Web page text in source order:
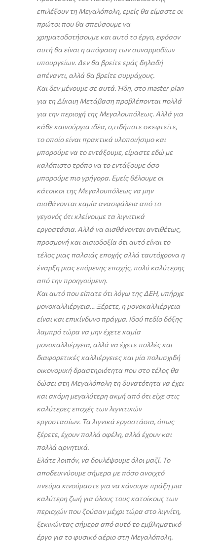
επιλέξουν τη Μεγαλόπολη, εμείς θα είμαστε οι
πρώτοι που θα σπεύσουμε να
χρηματοδοτήσουμε και αυτό το έργο, εφόσον
αυτή θα είναι η απόφαση των συναρμοδίων
υπουργείων. Δεν θα βρείτε εμάς δηλαδή
απέναντι, αλλά θα βρείτε συμμάχους.
Και δεν μένουμε σε αυτά. Ήδη, στο master plan
για τη Δίκαιη Μετάβαση προβλέπονται πολλά
για την περιοχή της Μεγαλουπόλεως. Αλλά για
κάθε καινούργια ιδέα, ο,τιδήποτε σκεφτείτε,
το οποίο είναι πρακτικά υλοποιήσιμο και
μπορούμε να το εντάξουμε, είμαστε εδώ με
καλόπιστο τρόπο να το εντάξουμε όσο
μπορούμε πιο γρήγορα. Εμείς θέλουμε οι
κάτοικοι της Μεγαλουπόλεως να μην
αισθάνονται καμία ανασφάλεια από το
γεγονός ότι κλείνουμε τα λιγνιτικά
εργοστάσια. Αλλά να αισθάνονται αντιθέτως,
προσμονή και αισιοδοξία ότι αυτό είναι το
τέλος μιας παλαιάς εποχής αλλά ταυτόχρονα η
έναρξη μιας επόμενης εποχής, πολύ καλύτερης
από την προηγούμενη.
Και αυτό που είπατε ότι λόγω της ΔΕΗ, υπήρχε
μονοκαλλιέργεια… Ξέρετε, η μονοκαλλιέργεια
είναι και επικίνδυνο πράγμα. Ιδού πεδίο δόξης
λαμπρό τώρα να μην έχετε καμία
μονοκαλλιέργεια, αλλά να έχετε πολλές και
διαφορετικές καλλιέργειες και μία πολυσχιδή
οικονομική δραστηριότητα που στο τέλος θα
δώσει στη Μεγαλόπολη τη δυνατότητα να έχει
και ακόμη μεγαλύτερη ακμή από ότι είχε στις
καλύτερες εποχές των λιγνιτικών
εργοστασίων. Τα λιγνικά εργοστάσια, όπως
ξέρετε, έχουν πολλά οφέλη, αλλά έχουν και
πολλά αρνητικά.
Ελάτε λοιπόν, να δουλέψουμε όλοι μαζί. Το
αποδεικνύουμε σήμερα με πόσο ανοιχτό
πνεύμα κινούμαστε για να κάνουμε πράξη μια
καλύτερη ζωή για όλους τους κατοίκους των
περιοχών που ζούσαν μέχρι τώρα στο λιγνίτη,
ξεκινώντας σήμερα από αυτό το εμβληματικό
έργο για το φυσικό αέριο στη Μεγαλόπολη.